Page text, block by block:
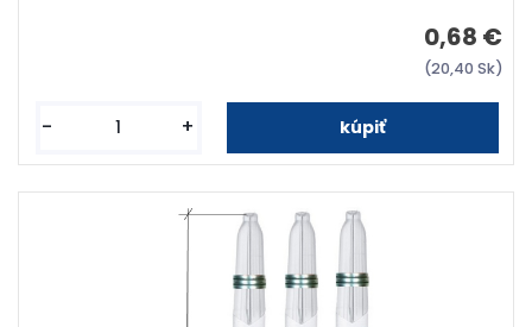
0,68 €
(20,40 Sk)
- +